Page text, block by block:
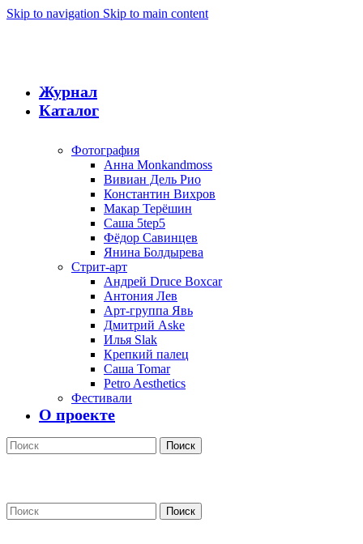
Skip to navigation Skip to main content
Журнал
Каталог
Фотография
Анна Monkandmoss
Вивиан Дель Рио
Константин Вихров
Макар Терёшин
Саша 5tep5
Фёдор Савинцев
Янина Болдырева
Стрит-арт
Андрей Druce Boxcar
Антония Лев
Арт-группа Явь
Дмитрий Aske
Илья Slak
Крепкий палец
Саша Tomar
Petro Aesthetics
Фестивали
О проекте
Поиск
Поиск